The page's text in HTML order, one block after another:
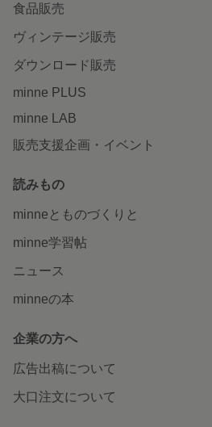
食品販売
ヴィンテージ販売
ダウンロード販売
minne PLUS
minne LAB
販売支援企画・イベント
読みもの
minneとものづくりと
minne学習帖
ニュース
minneの本
企業の方へ
広告出稿について
大口注文について